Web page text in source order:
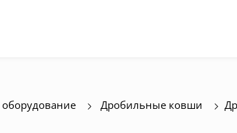
Дробильные ковши